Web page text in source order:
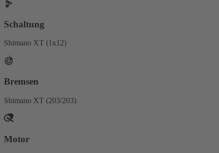
Schaltung
Shimano XT (1x12)
Bremsen
Shimano XT (203/203)
Motor